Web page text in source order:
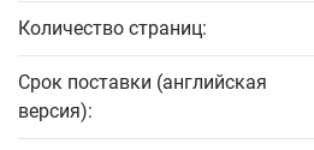
Количество страниц:
Срок поставки (английская
версия):